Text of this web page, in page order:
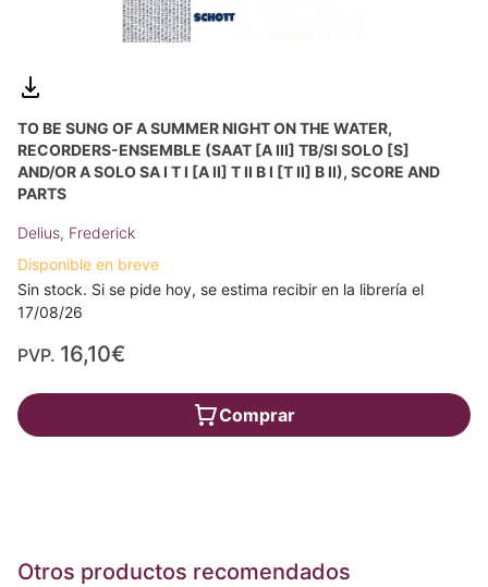
TO BE SUNG OF A SUMMER NIGHT ON THE WATER,
RECORDERS-ENSEMBLE (SAAT [A III] TB/SI SOLO [S]
AND/OR A SOLO SA I T I [A II] T II B I [T II] B II), SCORE AND
PARTS
Delius, Frederick
Disponible en breve
Sin stock. Si se pide hoy, se estima recibir en la librería el
17/08/26
PVP. 16,10€
Comprar
Otros productos recomendados